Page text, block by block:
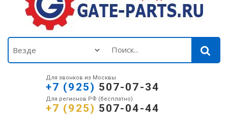
Для звонков из Москвы
+7 (925) 507-07-34
Для регионов РФ (бесплатно)
+7 (925) 507-04-44